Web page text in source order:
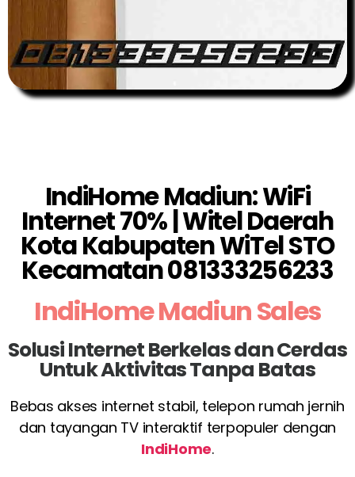
IndiHome Madiun: WiFi
Internet 70% | Witel Daerah
Kota Kabupaten WiTel STO
Kecamatan 081333256233
IndiHome Madiun Sales
Solusi Internet Berkelas dan Cerdas
Untuk Aktivitas Tanpa Batas
Bebas akses internet stabil, telepon rumah jernih
dan tayangan TV interaktif terpopuler dengan
IndiHome.